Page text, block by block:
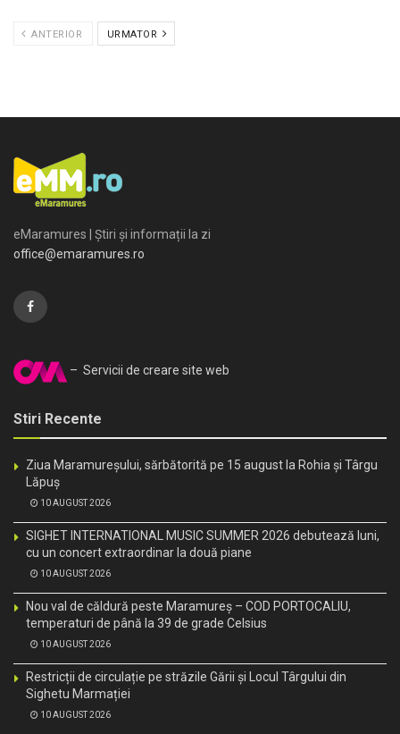
ANTERIOR URMATOR
eMaramures | Știri și informații la zi
office@emaramures.ro
– Servicii de creare site web
Stiri Recente
Ziua Maramureșului, sărbătorită pe 15 august la Rohia și Târgu
Lăpuș
10 AUGUST 2026
SIGHET INTERNATIONAL MUSIC SUMMER 2026 debutează luni,
cu un concert extraordinar la două piane
10 AUGUST 2026
Nou val de căldură peste Maramureș – COD PORTOCALIU,
temperaturi de până la 39 de grade Celsius
10 AUGUST 2026
Restricții de circulație pe străzile Gării și Locul Târgului din
Sighetu Marmației
10 AUGUST 2026